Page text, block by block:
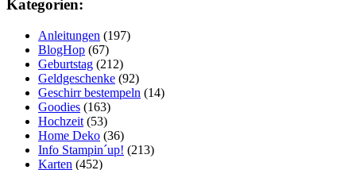
Kategorien:
Anleitungen (197)
BlogHop (67)
Geburtstag (212)
Geldgeschenke (92)
Geschirr bestempeln (14)
Goodies (163)
Hochzeit (53)
Home Deko (36)
Info Stampin´up! (213)
Karten (452)